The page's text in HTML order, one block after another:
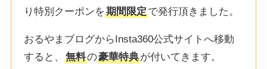
り特別クーポンを期間限定で発行頂きました。
おるやまブログからInsta360公式サイトへ移動
すると、無料の豪華特典が付いてきます。